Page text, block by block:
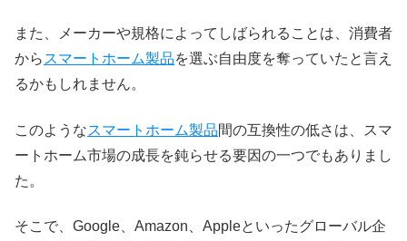
また、メーカーや規格によってしばられることは、消費者
からスマートホーム製品を選ぶ自由度を奪っていたと言え
るかもしれません。
このようなスマートホーム製品間の互換性の低さは、スマ
ートホーム市場の成長を鈍らせる要因の一つでもありまし
た。
そこで、Google、Amazon、Appleといったグローバル企